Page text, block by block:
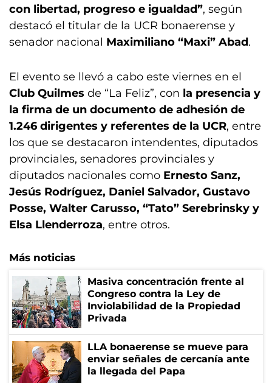
con libertad, progreso e igualdad”, según
destacó el titular de la UCR bonaerense y
senador nacional Maximiliano “Maxi” Abad.
El evento se llevó a cabo este viernes en el
Club Quilmes de “La Feliz”, con la presencia y
la firma de un documento de adhesión de
1.246 dirigentes y referentes de la UCR, entre
los que se destacaron intendentes, diputados
provinciales, senadores provinciales y
diputados nacionales como Ernesto Sanz,
Jesús Rodríguez, Daniel Salvador, Gustavo
Posse, Walter Carusso, “Tato” Serebrinsky y
Elsa Llenderroza, entre otros.
Más noticias
Masiva concentración frente al
Congreso contra la Ley de
Inviolabilidad de la Propiedad
Privada
LLA bonaerense se mueve para
enviar señales de cercanía ante
la llegada del Papa